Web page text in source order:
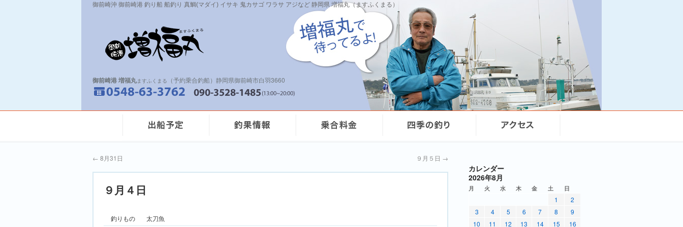
御前崎沖 御前崎港 釣り船 船釣り 真鯛(マダイ) イサキ 鬼カサゴ ワラサ アジなど 静岡県 増福丸（ますふくまる）
御前崎港 増福丸ますふくまる （予約乗合釣船）静岡県御前崎市白羽3660
← 8月31日 ９月５日 →
９月４日
釣りもの 太刀魚
カレンダー
2026年8月
月 火 水 木 金 土 日
1
2
3
4 5 6 7 8
9
10
11 12 13 14 15
16